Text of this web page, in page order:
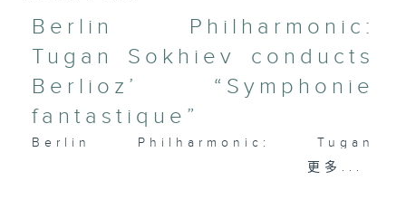
Presented by The Hong Kong
Academy for Performing Arts
Recorded at William Au Concert
Hall, HKAPA on 20/4/2026
Recording provided by HKAPA
演藝學院大提琴音樂節2026：友鄰音樂會
Berlin Philharmonic:
Tugan Sokhiev conducts
Berlioz’ “Symphonie
fantastique”
Berlin Philharmonic: Tugan
更多...